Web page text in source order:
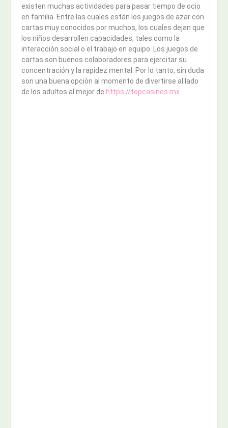
existen muchas actividades para pasar tiempo de ocio
en familia. Entre las cuales están los juegos de azar con
cartas muy conocidos por muchos, los cuales dejan que
los niños desarrollen capacidades, tales como la
interacción social o el trabajo en equipo. Los juegos de
cartas son buenos colaboradores para ejercitar su
concentración y la rapidez mental. Por lo tanto, sin duda
son una buena opción al momento de divertirse al lado
de los adultos al mejor de https://topcasinos.mx